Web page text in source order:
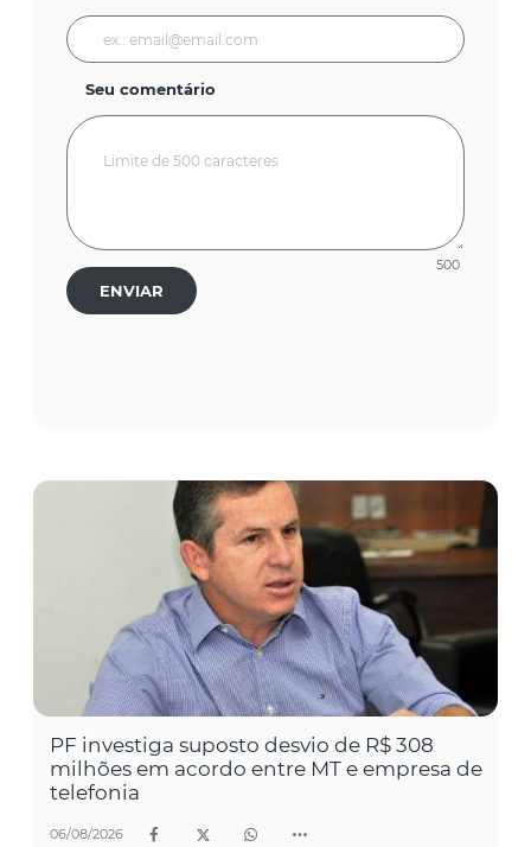
Seu comentário
500
ENVIAR
PF investiga suposto desvio de R$ 308
milhões em acordo entre MT e empresa de
telefonia
06/08/2026